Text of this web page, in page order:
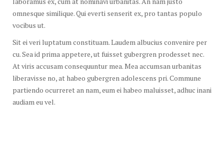
omnesque similique. Qui everti senserit ex, pro tantas populo
vocibus ut.
Sit ei veri luptatum constituam. Laudem albucius convenire per
cu. Sea id prima appetere, ut fuisset gubergren prodesset nec.
At viris accusam consequuntur mea. Mea accumsan urbanitas
liberavisse no, at habeo gubergren adolescens pri. Commune
partiendo ocurreret an nam, eum ei habeo maluisset, adhuc inani
audiam eu vel.